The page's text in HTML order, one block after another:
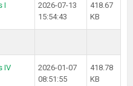
I
2026-07-13
15:54:43
418.67
KB
IV
2026-01-07
08:51:55
418.78
KB